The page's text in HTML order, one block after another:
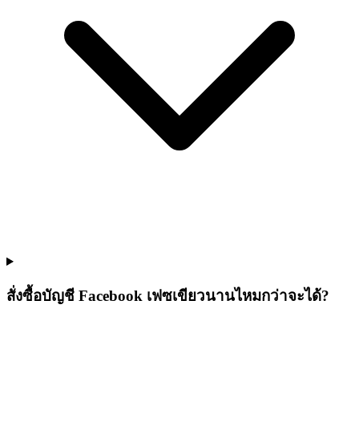
สั่งซื้อบัญชี Facebook เฟซเขียวนานไหมกว่าจะได้?